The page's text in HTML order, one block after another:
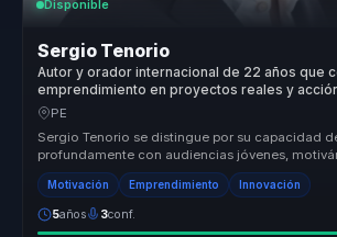
Disponible
Sergio Tenorio
Autor y orador internacional de 22 años que
emprendimiento en proyectos reales y
y equipos.
PE
Sergio Tenorio se distingue por su capacidad
profundamente con audiencias jóvenes,
transformar sus sueños en r...
Motivación Emprendimiento Innovación
5años 3conf.